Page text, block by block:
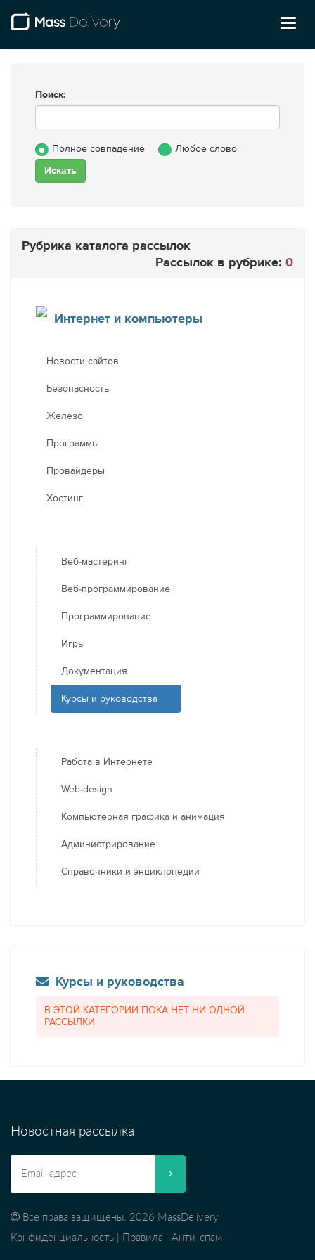
Поиск:
Полное совпадение Любое слово
Рубрика каталога рассылок
Рассылок в рубрике: 0
Интернет и компьютеры
Новости сайтов
Безопасность
Железо
Программы
Провайдеры
Хостинг
Веб-мастеринг
Веб-программирование
Программирование
Игры
Документация
Курсы и руководства
Работа в Интернете
Web-design
Компьютерная графика и анимация
Администрирование
Справочники и энциклопедии
Курсы и руководства
В ЭТОЙ КАТЕГОРИИ ПОКА НЕТ НИ ОДНОЙ
РАССЫЛКИ
Новостная рассылка
Все права защищены. 2026 MassDelivery
Конфиденциальность
Правила Анти-спам